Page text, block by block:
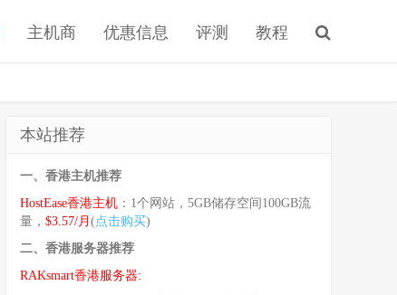
主机商 优惠信息 评测 教程
本站推荐
一、香港主机推荐
HostEase香港主机 ：1个网站，5GB储存空间100GB流
量， $3.57/月 ( 点击购买)
二、香港服务器推荐
RAKsmart香港服务器: